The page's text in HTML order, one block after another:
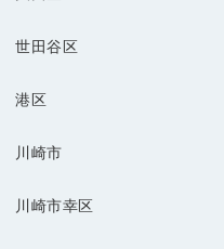
世田谷区
港区
川崎市
川崎市幸区